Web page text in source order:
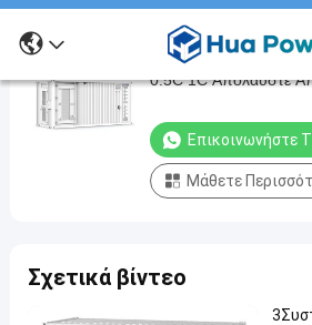
Hua
Power
6000
1C
Απολαύστε
Hua Power 6000
0.5C 1C Απολαύστε
Αποθήκευσης
Εμπορευματοκιβώτιο
Επικοινωνήστε
Μάθετε
Σχετικά βίντεο